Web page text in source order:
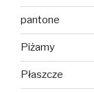
pantone
Piżamy
Płaszcze